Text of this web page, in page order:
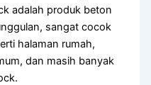
adalah produk beton
sangat cocok
halaman rumah,
dan masih banyak